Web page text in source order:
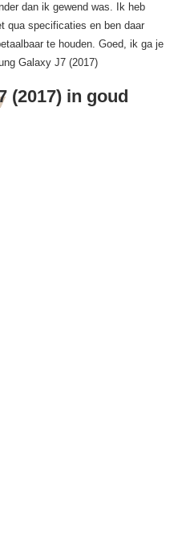
dan ik gewend was. Ik heb
qua specificaties en ben daar
te houden. Goed, ik ga je
Galaxy J7 (2017)
(2017) in goud